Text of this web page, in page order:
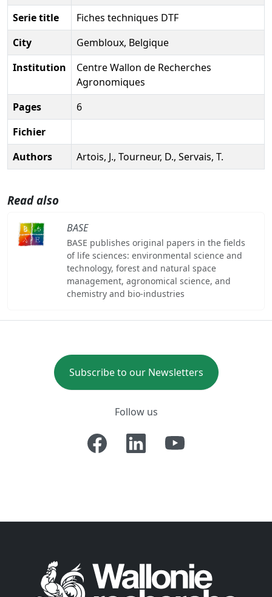
Serie title
Fiches techniques DTF
City
Gembloux, Belgique
Institution
Centre Wallon de Recherches
Agronomiques
Pages
6
Fichier
Authors
Artois, J., Tourneur, D., Servais, T.
Read also
BASE
BASE publishes original papers in the fields
of life sciences: environmental science and
technology, forest and natural space
management, agronomical science, and
chemistry and bio-industries
Subscribe to our Newsletters
Follow us